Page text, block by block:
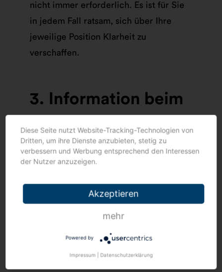
nicht immer erforderlich. Es ist für Sie
in jedem Fall ratsam, sich über Ihre
jeweilige Position Klarheit zu
verschaffen.
3. Information beim
Diese Seite nutzt Website-Tracking-Technologien von
Dritten, um ihre Dienste anzubieten, stetig zu
verbessern und Werbung entsprechend den Interessen
der Nutzer anzuzeigen.
Akzeptieren
mehr
Powered by
Impressum Datenschutzerklärung